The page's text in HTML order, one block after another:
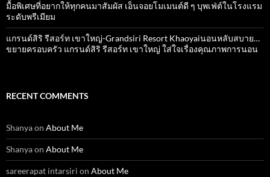
มื้อพิเศษที่อยากให้ทุกคนมาสัมผัส เอ็นจอยโมเมนต์ดี ๆ บุพเฟ่ต์ในโรงแรม
ระดับพรีเมียม
แกรนด์สิริ​ รีสอร์ท​ เขาใหญ่​-Grandsiri​ Resort​ Khaoyaiนอนหลับสบาย…
ขยายครอบครัว แกรนด์สิริ รีสอร์ท เขาใหญ่ ใส่ใจเรื่องคุณภาพการนอน
RECENT COMMENTS
Shanyaon About Me
Shanyaon About Me
sareerapat intarsiri on About Me